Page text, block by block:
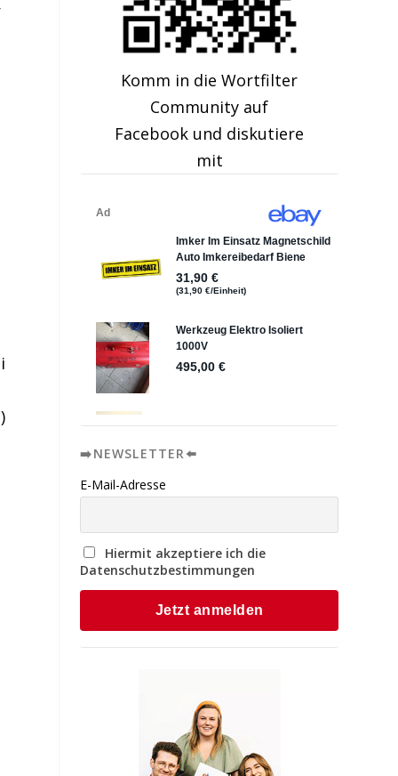
Komm in die Wortfilter
Community auf
Facebook und diskutiere
mit
➡️NEWSLETTER⬅️
E-Mail-Adresse
Hiermit akzeptiere ich die
Datenschutzbestimmungen